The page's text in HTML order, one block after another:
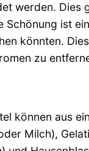
werden. Dies
Schönung ist
könnten.
zu
können aus
Milch),